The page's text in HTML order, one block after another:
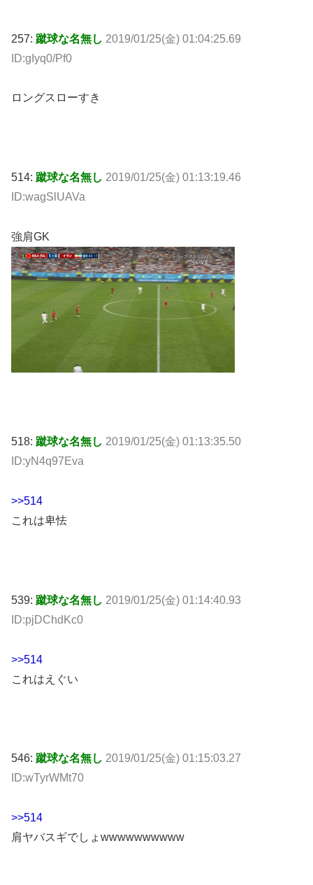
257: 蹴球な名無し 2019/01/25(金) 01:04:25.69
ID:gIyq0/Pf0
ロングスローすき
514: 蹴球な名無し 2019/01/25(金) 01:13:19.46
ID:wagSlUAVa
強肩GK
518: 蹴球な名無し 2019/01/25(金) 01:13:35.50
ID:yN4q97Eva
>>514
これは卑怯
539: 蹴球な名無し 2019/01/25(金) 01:14:40.93
ID:pjDChdKc0
>>514
これはえぐい
546: 蹴球な名無し 2019/01/25(金) 01:15:03.27
ID:wTyrWMt70
>>514
肩ヤバスギでしょwwwwwwwwww